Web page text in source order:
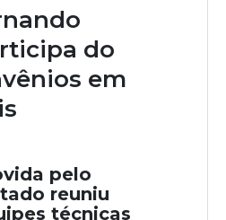
do
em
pelo
reuniu
técnicas